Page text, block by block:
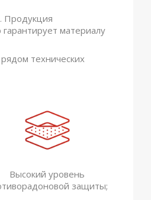
Продукция
материалу
технических
Высокий уровень
защиты;